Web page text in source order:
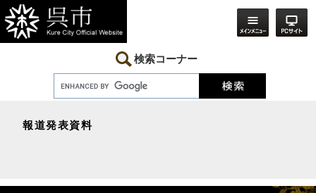
ー
ジ
の
ニ
ュ
ー
検索コーナー
報道発表資料